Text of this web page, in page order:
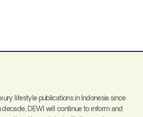
lifestyle publications in Indonesia since
decade, DEWI will continue to inform and